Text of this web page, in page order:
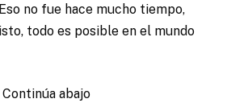
no fue hace mucho tiempo,
todo es posible en el mundo
Continúa abajo